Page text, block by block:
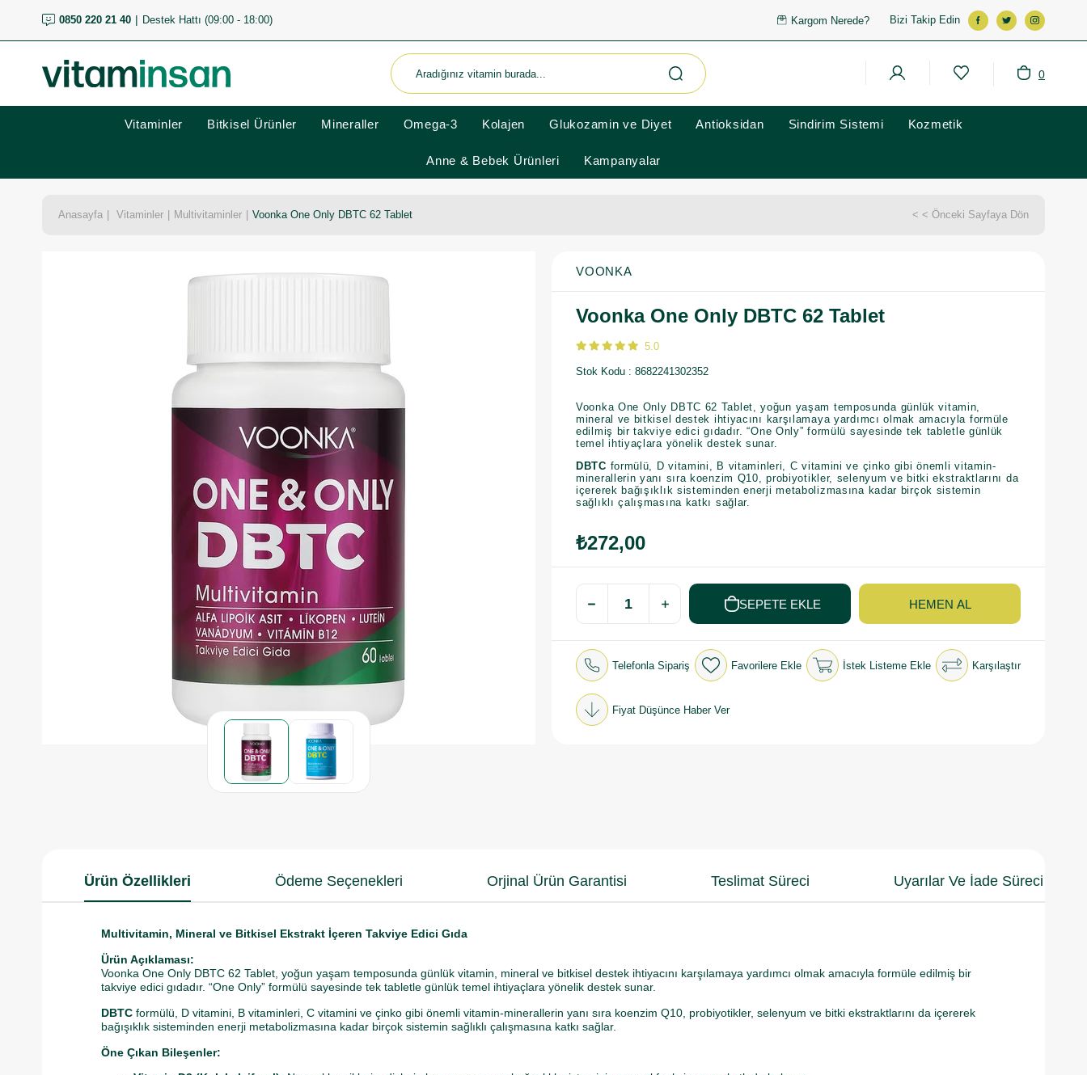
0850 220 21 40 Destek Hattı (09:00 - 18:00) Kargom Nerede? Bizi Takip Edin
0
Vitaminler Bitkisel Ürünler Mineraller Omega-3 Kolajen Glukozamin ve Diyet Antioksidan Sindirim Sistemi Kozmetik
Anne & Bebek Ürünleri Kampanyalar
Anasayfa Vitaminler Multivitaminler Voonka One Only DBTC 62 Tablet < < Önceki Sayfaya Dön
VOONKA
Voonka One Only DBTC 62 Tablet
5.0
Stok Kodu 8682241302352
Voonka One Only DBTC 62 Tablet, yoğun yaşam temposunda günlük vitamin,
mineral ve bitkisel destek ihtiyacını karşılamaya yardımcı olmak amacıyla formüle
edilmiş bir takviye edici gıdadır. “One Only” formülü sayesinde tek tabletle günlük
temel ihtiyaçlara yönelik destek sunar.
DBTC formülü, D vitamini, B vitaminleri, C vitamini ve çinko gibi önemli vitamin-
minerallerin yanı sıra koenzim Q10, probiyotikler, selenyum ve bitki ekstraktlarını da
içererek bağışıklık sisteminden enerji metabolizmasına kadar birçok sistemin
sağlıklı çalışmasına katkı sağlar.
₺272,00
Telefonla Sipariş Favorilere Ekle İstek Listeme Ekle Karşılaştır
Fiyat Düşünce Haber Ver
Ürün Özellikleri Ödeme Seçenekleri Orjinal Ürün Garantisi Teslimat Süreci Uyarılar Ve İade Süreci
Multivitamin, Mineral ve Bitkisel Ekstrakt İçeren Takviye Edici Gıda
Ürün Açıklaması:
Voonka One Only DBTC 62 Tablet, yoğun yaşam temposunda günlük vitamin, mineral ve bitkisel destek ihtiyacını karşılamaya yardımcı olmak amacıyla formüle edilmiş bir
takviye edici gıdadır. “One Only” formülü sayesinde tek tabletle günlük temel ihtiyaçlara yönelik destek sunar.
DBTC formülü, D vitamini, B vitaminleri, C vitamini ve çinko gibi önemli vitamin-minerallerin yanı sıra koenzim Q10, probiyotikler, selenyum ve bitki ekstraktlarını da içererek
bağışıklık sisteminden enerji metabolizmasına kadar birçok sistemin sağlıklı çalışmasına katkı sağlar.
Öne Çıkan Bileşenler: